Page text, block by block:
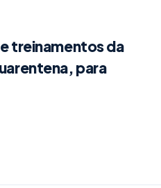
treinamentos da
para